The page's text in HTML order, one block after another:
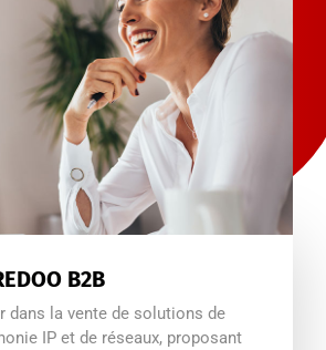
B2B
dans la vente de solutions de
IP et de réseaux, proposant